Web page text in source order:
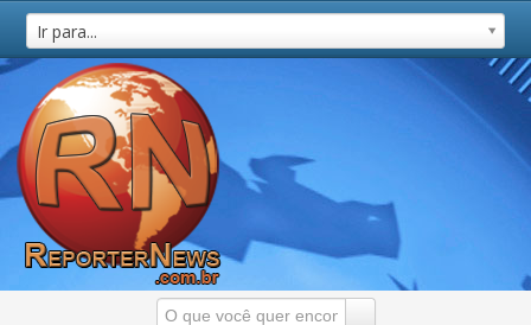
Ir para...